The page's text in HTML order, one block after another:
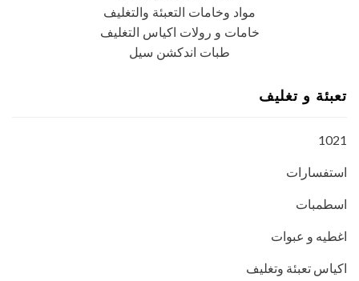
مواد وخامات التعبئة والتغليف
خامات و رولات اكياس التغليف
طبات اندكشن سيل
تعبئة و تغليف
1021
استفسارات
اسطمبات
اغطيه و عبوات
اكياس تعبئة وتغليف